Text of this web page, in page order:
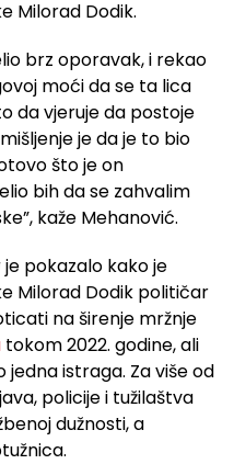
Milorad Dodik.
brz oporavak, i rekao
moći da se ta lica
da vjeruje da postoje
je da je to bio
što je on
bih da se zahvalim
kaže Mehanović.
je pokazalo kako je
Milorad Dodik političar
na širenje mržnje
tokom 2022. godine, ali
istraga. Za više od
policije i tužilaštva
dužnosti, a